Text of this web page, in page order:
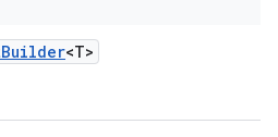
Builder<T>